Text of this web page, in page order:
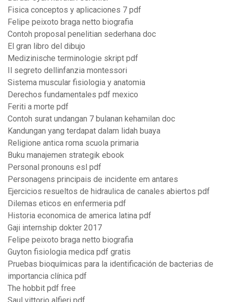
Fisica conceptos y aplicaciones 7 pdf
Felipe peixoto braga netto biografia
Contoh proposal penelitian sederhana doc
El gran libro del dibujo
Medizinische terminologie skript pdf
Il segreto dellinfanzia montessori
Sistema muscular fisiologia y anatomia
Derechos fundamentales pdf mexico
Feriti a morte pdf
Contoh surat undangan 7 bulanan kehamilan doc
Kandungan yang terdapat dalam lidah buaya
Religione antica roma scuola primaria
Buku manajemen strategik ebook
Personal pronouns esl pdf
Personagens principais de incidente em antares
Ejercicios resueltos de hidraulica de canales abiertos pdf
Dilemas eticos en enfermeria pdf
Historia economica de america latina pdf
Gaji internship dokter 2017
Felipe peixoto braga netto biografia
Guyton fisiologia medica pdf gratis
Pruebas bioquímicas para la identificación de bacterias de
importancia clínica pdf
The hobbit pdf free